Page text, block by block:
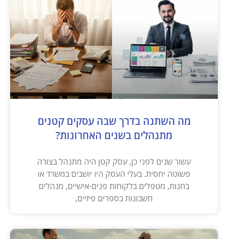
מה השתנה בדרך שבה עסקים קטנים
מתנהלים בשנים האחרונות?
עשור שנים לפני כן, עסק קטן היה מתנהל בצורה
פשוטה יחסית. בעלי העסק היו יושבים במשרד או
בחנות, מטפלים בלקוחות פנים-אישיים, מנהלים
חשבונות בספרים פיזיים,